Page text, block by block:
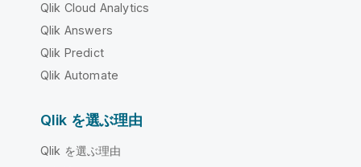
Qlik Cloud Analytics
Qlik Answers
Qlik Predict
Qlik Automate
Qlik を選ぶ理由
Qlik を選ぶ理由